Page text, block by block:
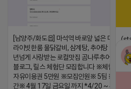
[남양주/화도읍] 마석역 바로앞 넓은 매장과,
라이빗한룸 물닭갈비, 삼계탕, 추어탕 맛집 10
년넘게 사랑받는 로컬맛집 곰나루추어탕에서
블로그, 릴스 체험단 모집합니다 ※체험메뉴※
자유이용권 5만원 ※모집인원※ 5팀 ※모집기
간※ 4월 17일 금요일 까지 *4/20 ~ 4/26 사